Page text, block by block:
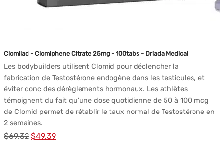
Clomilad - Clomiphene Citrate 25mg - 100tabs - Driada Medical
Les bodybuilders utilisent Clomid pour déclencher la
fabrication de Testostérone endogène dans les testicules, et
éviter donc des dérèglements hormonaux. Les athlètes
témoignent du fait qu’une dose quotidienne de 50 à 100 mcg
de Clomid permet de rétablir le taux normal de Testostérone en
2 semaines.
$69.32 Le
$49.39Le